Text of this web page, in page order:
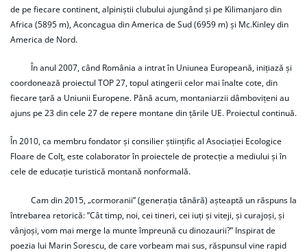
de pe fiecare continent, alpiniștii clubului ajungând și pe Kilimanjaro din
Africa (5895 m), Aconcagua din America de Sud (6959 m) și Mc.Kinley din
America de Nord.
În anul 2007, când România a intrat în Uniunea Europeană, inițiază și
coordonează proiectul TOP 27, topul atingerii celor mai înalte cote, din
fiecare țară a Uniunii Europene. Până acum, montaniarzii dâmbovițeni au
ajuns pe 23 din cele 27 de repere montane din țările UE. Proiectul continuă.
În 2010, ca membru fondator și consilier științific al Asociației Ecologice
Floare de Colț, este colaborator în proiectele de protecție a mediului și în
cele de educație turistică montană nonformală.
Cam din 2015, „cormoranii” (generația tânără) așteaptă un răspuns la
întrebarea retorică: ”Cât timp, noi, cei tineri, cei iuți și viteji, și curajoși, și
vânjoși, vom mai merge la munte împreună cu dinozaurii?” Inspirat de
poezia lui Marin Sorescu, de care vorbeam mai sus, răspunsul vine rapid